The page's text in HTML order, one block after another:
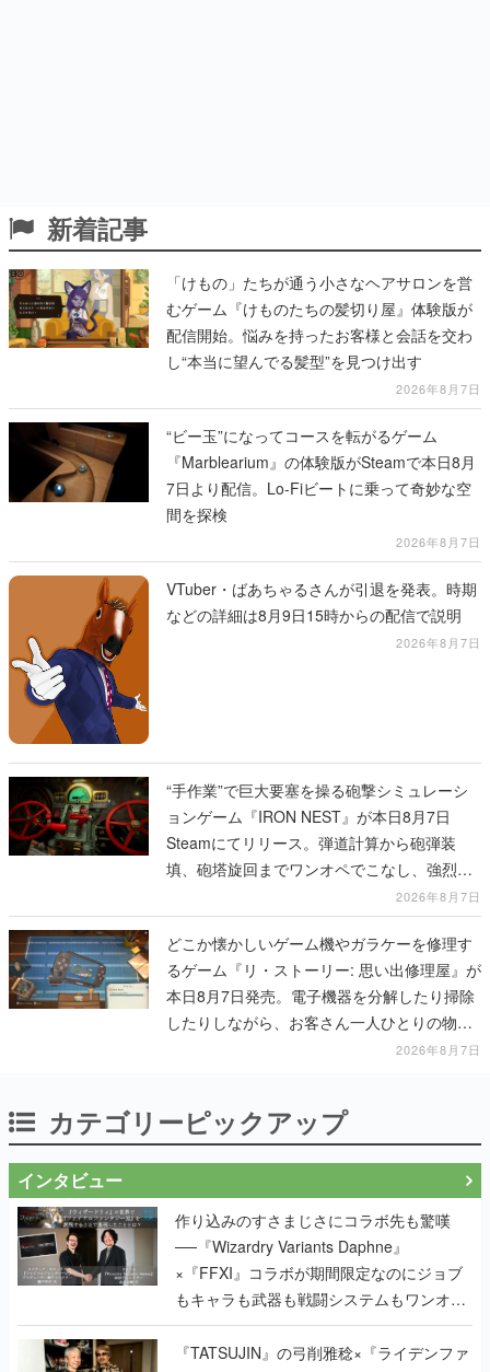
新着記事
「けもの」たちが通う小さなヘアサロンを営
むゲーム『けものたちの髪切り屋』体験版が
配信開始。悩みを持ったお客様と会話を交わ
し“本当に望んでる髪型”を見つけ出す
2026年8月7日
“ビー玉”になってコースを転がるゲーム
『Marblearium』の体験版がSteamで本日8月
7日より配信。Lo-Fiビートに乗って奇妙な空
間を探検
2026年8月7日
VTuber・ばあちゃるさんが引退を発表。時期
などの詳細は8月9日15時からの配信で説明
2026年8月7日
“手作業”で巨大要塞を操る砲撃シミュレーシ
ョンゲーム『IRON NEST』が本日8月7日
Steamにてリリース。弾道計算から砲弾装
填、砲塔旋回までワンオペでこなし、強烈な
一撃をブチかませるロマンある作品2026年8月7日
どこか懐かしいゲーム機やガラケーを修理す
るゲーム『リ・ストーリー: 思い出修理屋』が
本日8月7日発売。電子機器を分解したり掃除
したりしながら、お客さん一人ひとりの物語
2026年8月7日
カテゴリーピックアップ
インタビュー
作り込みのすさまじさにコラボ先も驚嘆
──『Wizardry Variants Daphne』
×『FFXI』コラボが期間限定なのにジョブ
もキャラも武器も戦闘システムもワンオフ
で作り込まれた理由を両ディレクターに聞
く
『TATSUJIN』の弓削雅稔×『ライデンファ